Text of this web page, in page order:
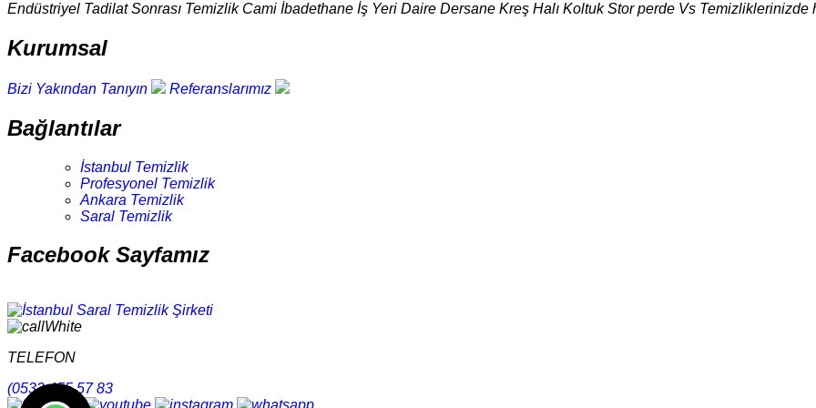
Endüstriyel Tadilat Sonrası Temizlik Cami İbadethane İş Yeri Daire Dersane Kreş Halı Koltuk Stor perde Vs Temizliklerinizde
Kurumsal
Bizi Yakından Tanıyın Referanslarımız
Bağlantılar
İstanbul Temizlik
Profesyonel Temizlik
Ankara Temizlik
Saral Temizlik
Facebook Sayfamız
TELEFON
(0532 455 57 83